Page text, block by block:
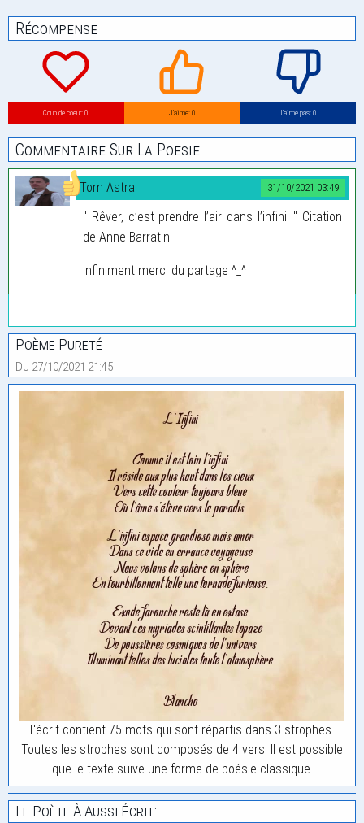
Récompense
Coup de coeur: 0 J’aime: 0 J’aime pas: 0
Commentaire Sur La Poesie
31/10/2021 03:49
Tom Astral
" Rêver, c’est prendre l’air dans l’infini. " Citation
de Anne Barratin
Infiniment merci du partage ^_^
Poème Pureté
Du 27/10/2021 21:45
L'écrit contient 75 mots qui sont répartis dans 3 strophes.
Toutes les strophes sont composés de 4 vers. Il est possible
que le texte suive une forme de poésie classique.
Le Poète À Aussi Écrit: